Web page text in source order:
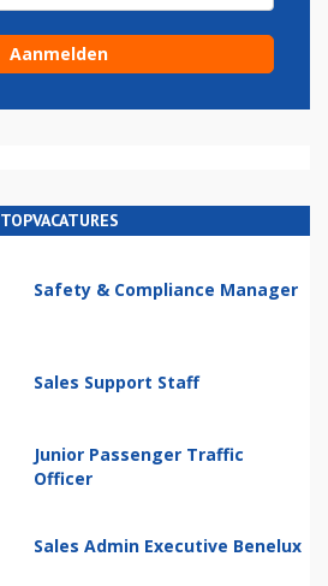
TOPVACATURES
Safety & Compliance Manager
Sales Support Staff
Junior Passenger Traffic
Officer
Sales Admin Executive Benelux